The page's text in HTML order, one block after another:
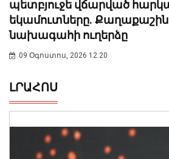
պետբյուջե վճարված
եկամուտները.
նախագահի ուղերձը
09 Օգոստոս, 2026 12:20
ԼՐԱՀՈՍ